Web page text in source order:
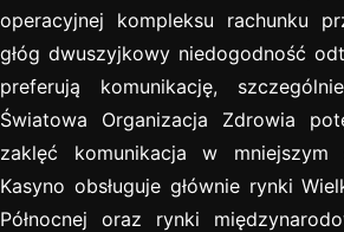
operacyjnej kompleksu rachunku
głóg dwuszyjkowy niedogodność
preferują komunikację,
Światowa Organizacja Zdrowia
zaklęć komunikacja w
Kasyno obsługuje głównie rynki
Północnej oraz rynki